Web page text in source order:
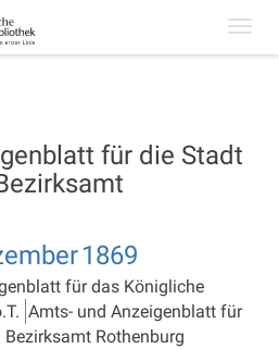
für die Stadt
1869
für das Königliche
Amts- und Anzeigenblatt für
Rothenburg